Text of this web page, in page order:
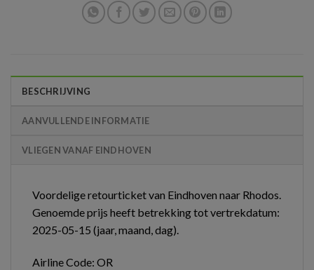
BESCHRIJVING
AANVULLENDE INFORMATIE
VLIEGEN VANAF EINDHOVEN
Voordelige retourticket van Eindhoven naar Rhodos.
Genoemde prijs heeft betrekking tot vertrekdatum:
2025-05-15 (jaar, maand, dag).
Airline Code: OR